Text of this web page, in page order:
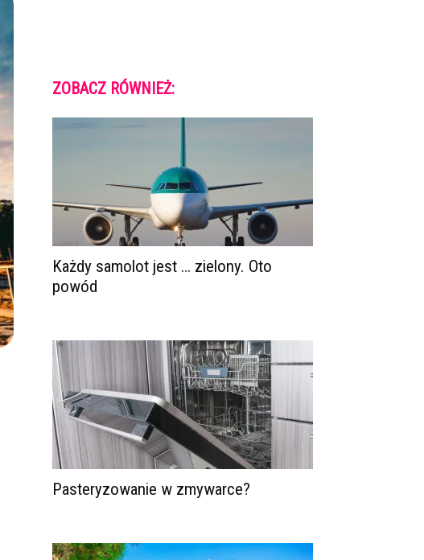
ZOBACZ RÓWNIEŻ:
Każdy samolot jest … zielony. Oto
powód
Pasteryzowanie w zmywarce?